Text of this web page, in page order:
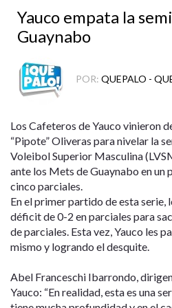
Yauco empata la
Guaynabo
POR: QUEPALO -
Los Cafeteros de Yauco vinieron
“Pipote” Oliveras para nivelar la
Voleibol Superior Masculina
ante los Mets de Guaynabo en un
cinco parciales.
En el primer partido de esta serie,
déficit de 0-2 en parciales para
de parciales. Esta vez, Yauco les
mismo y logrando el desquite.
Abel Franceschi Ibarrondo,
Yauco: “En realidad, esta es una